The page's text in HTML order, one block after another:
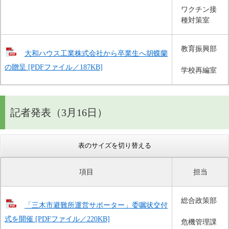
ワクチン接
種対策室
大和ハウス工業株式会社から卒業生へ胡蝶蘭
の贈呈 [PDFファイル／187KB]
教育振興部
学校再編室
記者発表（3月16日）
表のサイズを切り替える
項目 担当
「三木市避難所運営サポーター」委嘱状交付
式を開催 [PDFファイル／220KB]
総合政策部
危機管理課